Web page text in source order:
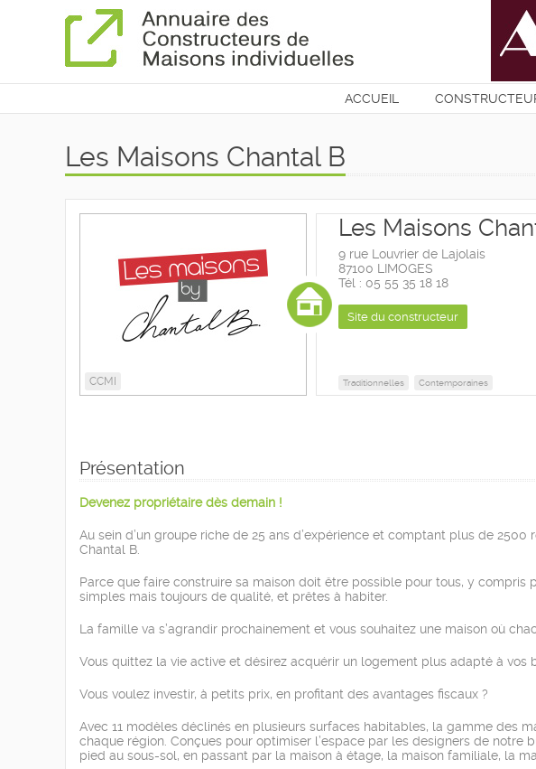
ACCUEIL
Les Maisons Chantal B
CCMI
Les Maisons
9 rue Louvrier de Lajolais
87100 LIMOGES
Tél : 05 55 35 18 18
Site du constructeur
Traditionnelles Contemporaines
Présentation
Devenez propriétaire dès demain !
Au sein d’un groupe riche de 25 ans d’expérience et comptant plus de
Chantal B.
Parce que faire construire sa maison doit être possible pour tous, y
simples mais toujours de qualité, et prêtes à habiter.
La famille va s’agrandir prochainement et vous souhaitez une maison où
Vous quittez la vie active et désirez acquérir un logement plus adapté à vos
Vous voulez investir, à petits prix, en profitant des avantages fiscaux ?
Avec 11 modèles déclinés en plusieurs surfaces habitables, la gamme des
chaque région. Conçues pour optimiser l’espace par les designers de notre
pied au sous-sol, en passant par la maison à étage, la maison familiale, la